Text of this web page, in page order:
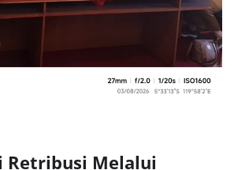
Retribusi Melalui